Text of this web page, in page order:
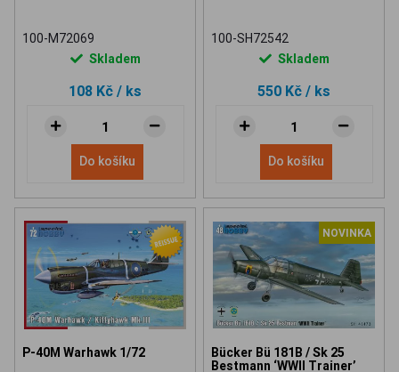
100-M72069
Skladem
108 Kč / ks
Do košíku
100-SH72542
Skladem
550 Kč / ks
Do košíku
P-40M Warhawk 1/72
NOVINKA
Bücker Bü 181B / Sk 25
Bestmann ‘WWII Trainer’